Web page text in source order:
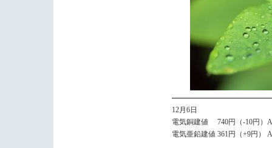
12月6日
電気銅建値 740円（-10円）
電気亜鉛建値 361円（+9円）